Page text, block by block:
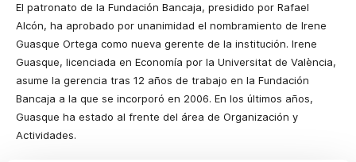
El patronato de la Fundación Bancaja, presidido por Rafael
Alcón, ha aprobado por unanimidad el nombramiento de Irene
Guasque Ortega como nueva gerente de la institución. Irene
Guasque, licenciada en Economía por la Universitat de València,
asume la gerencia tras 12 años de trabajo en la Fundación
Bancaja a la que se incorporó en 2006. En los últimos años,
Guasque ha estado al frente del área de Organización y
Actividades.